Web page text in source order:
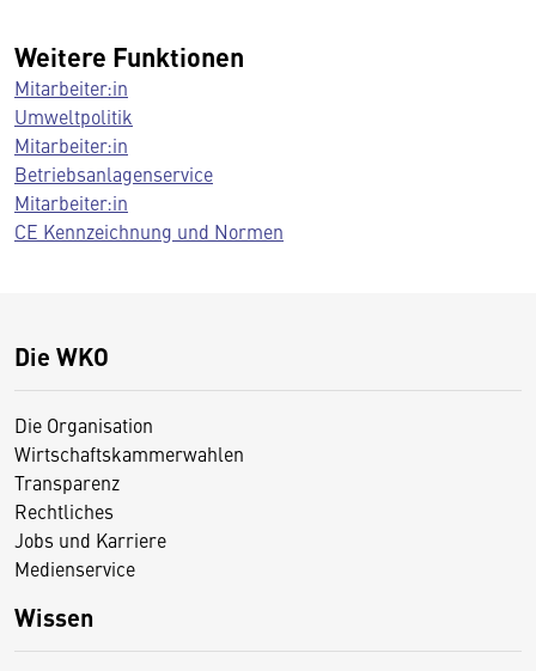
Weitere Funktionen
Mitarbeiter:in
Umweltpolitik
Mitarbeiter:in
Betriebsanlagenservice
Mitarbeiter:in
CE Kennzeichnung und Normen
Die WKO
Die Organisation
Wirtschaftskammerwahlen
Transparenz
Rechtliches
Jobs und Karriere
Medienservice
Wissen